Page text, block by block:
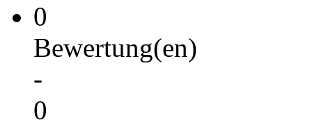
0
Bewertung(en)
-
0